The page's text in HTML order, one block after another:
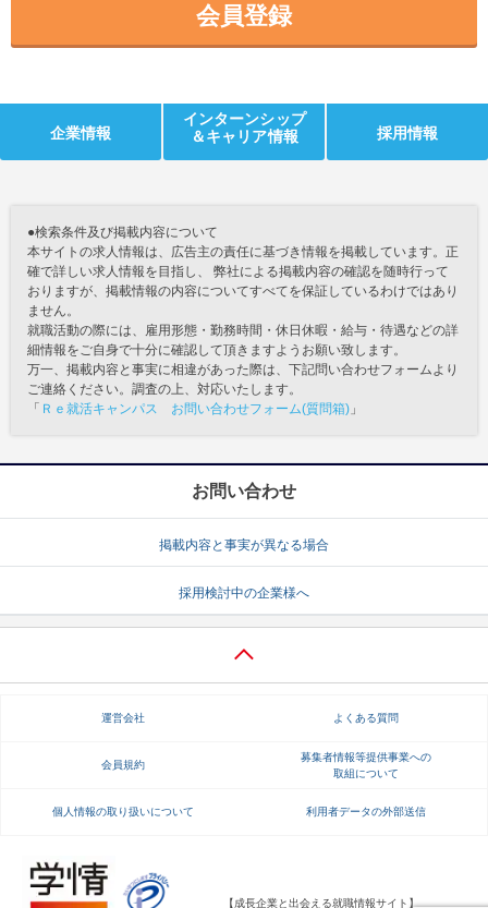
会員登録
企業情報
インターンシップ
＆キャリア情報
採用情報
●検索条件及び掲載内容について
本サイトの求人情報は、広告主の責任に基づき情報を掲載しています。正
確で詳しい求人情報を目指し、 弊社による掲載内容の確認を随時行って
おりますが、掲載情報の内容についてすべてを保証しているわけではあり
ません。
就職活動の際には、雇用形態・勤務時間・休日休暇・給与・待遇などの詳
細情報をご自身で十分に確認して頂きますようお願い致します。
万一、掲載内容と事実に相違があった際は、下記問い合わせフォームより
ご連絡ください。調査の上、対応いたします。
「 Ｒｅ就活キャンパス お問い合わせフォーム(質問箱) 」
お問い合わせ
掲載内容と事実が異なる場合
採用検討中の企業様へ
運営会社 よくある質問
会員規約
募集者情報等提供事業への
取組について
個人情報の取り扱いについて 利用者データの外部送信
【成長企業と出会える就職情報サイト】